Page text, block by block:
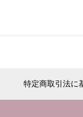
特定商取引法に